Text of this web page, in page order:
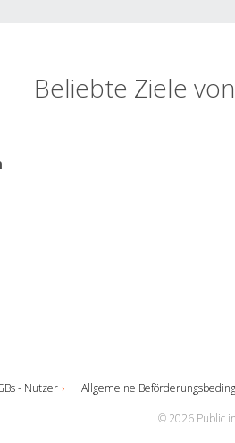
Beliebte Ziele
- Nutzer Allgemeine
© 2026 Public